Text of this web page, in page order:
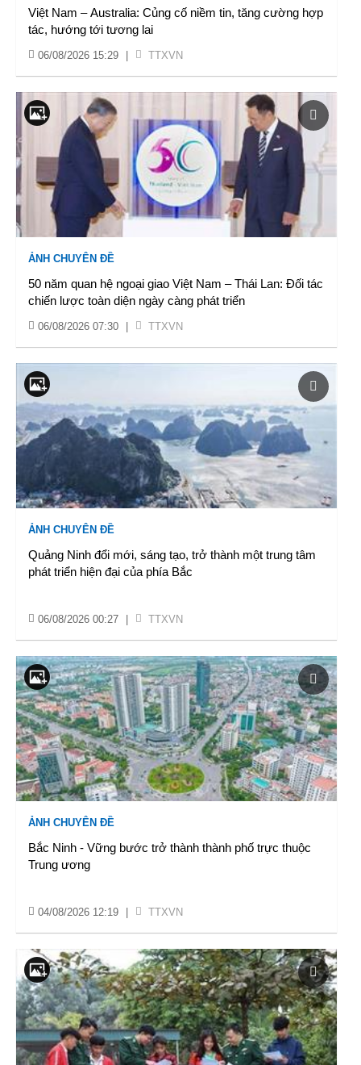
Việt Nam – Australia: Củng cố niềm tin, tăng cường hợp
tác, hướng tới tương lai
06/08/2026 15:29 TTXVN
ẢNH CHUYÊN ĐỀ
50 năm quan hệ ngoại giao Việt Nam – Thái Lan: Đối tác
chiến lược toàn diện ngày càng phát triển
06/08/2026 07:30 TTXVN
ẢNH CHUYÊN ĐỀ
Quảng Ninh đổi mới, sáng tạo, trở thành một trung tâm
phát triển hiện đại của phía Bắc
06/08/2026 00:27 TTXVN
ẢNH CHUYÊN ĐỀ
Bắc Ninh - Vững bước trở thành thành phố trực thuộc
Trung ương
04/08/2026 12:19 TTXVN